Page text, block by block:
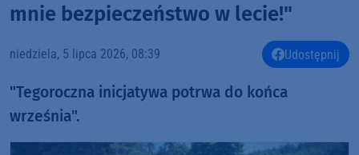
mnie bezpieczeństwo w lecie!"
niedziela, 5 lipca 2026, 08:39 Udostępnij
"Tegoroczna inicjatywa potrwa do końca
września".